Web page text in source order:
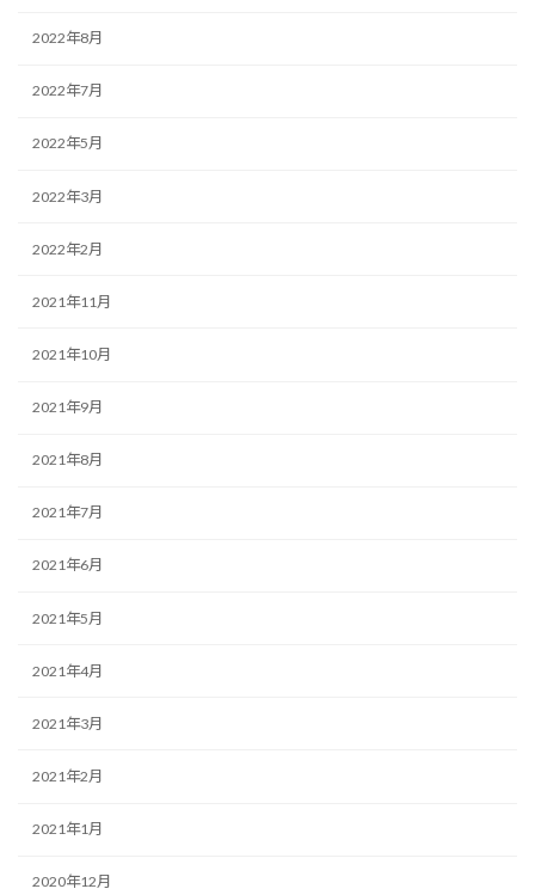
2022年8月
2022年7月
2022年5月
2022年3月
2022年2月
2021年11月
2021年10月
2021年9月
2021年8月
2021年7月
2021年6月
2021年5月
2021年4月
2021年3月
2021年2月
2021年1月
2020年12月